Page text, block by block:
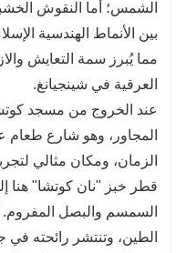
الشمس؛ أما النقوش
بين الأنماط الهندسية
مما يُبرز سمة التعايش
العرقية في شينجيانغ.
عند الخروج من مسجد
المجاور، وهو شارع طعام
الزمان، ومكان مثالي
قطر خبز "نان كوتشا" هنا
السمسم والبصل
الطين، وتنتشر رائحته في